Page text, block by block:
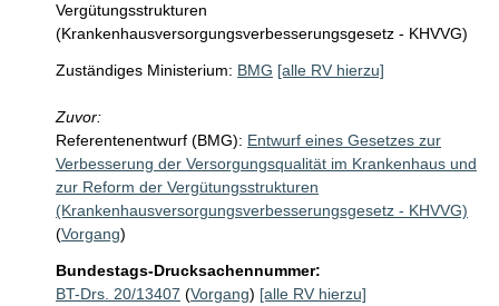
Vergütungsstrukturen
(Krankenhausversorgungsverbesserungsgesetz - KHVVG)
Zuständiges Ministerium: BMG [alle RV hierzu]
Zuvor:
Referentenentwurf (BMG): Entwurf eines Gesetzes zur
Verbesserung der Versorgungsqualität im Krankenhaus und
zur Reform der Vergütungsstrukturen
(Krankenhausversorgungsverbesserungsgesetz - KHVVG)
(Vorgang)
Bundestags-Drucksachennummer:
BT-Drs. 20/13407 (Vorgang) [alle RV hierzu]